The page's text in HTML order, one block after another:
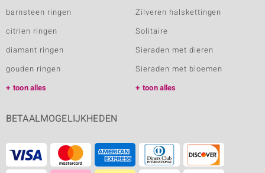
barnsteen ringen
citrien ringen
diamant ringen
gouden ringen
toon alles
Zilveren halskettingen
Solitaire
Sieraden met dieren
Sieraden met bloemen
toon alles
BETAALMOGELIJKHEDEN